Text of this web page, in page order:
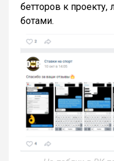
бетторов к проекту,
ботами.